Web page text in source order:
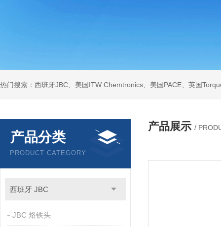
产品分类
PRODUCT CATEGORY
西班牙 JBC
JBC 烙铁头
产品展示 /